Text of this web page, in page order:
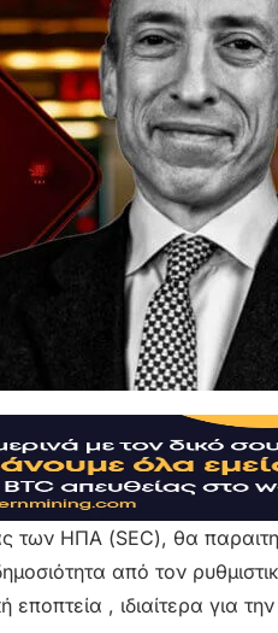
ΗΠΑ (SEC), θα
από τον
, ιδιαίτερα για